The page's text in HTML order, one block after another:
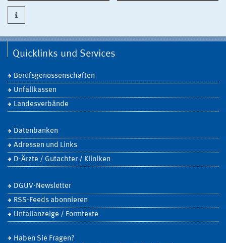
Quicklinks und Services
Berufsgenossenschaften
Unfallkassen
Landesverbände
Datenbanken
Adressen und Links
D-Ärzte / Gutachter / Kliniken
DGUV-Newsletter
RSS-Feeds abonnieren
Unfallanzeige / Formtexte
Haben Sie Fragen?